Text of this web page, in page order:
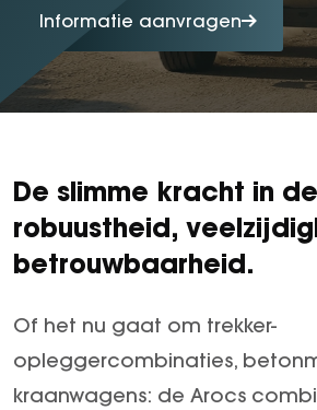
Arocs
Arocs tot 500 ton
Econic
eEconic
FUSO Canter
FUSO eCanter
Informatie aanvragen
De slimme kracht in
robuustheid,
betrouwbaarheid.
Of het nu gaat om trekker-
opleggercombinaties,
kraanwagens: de Arocs